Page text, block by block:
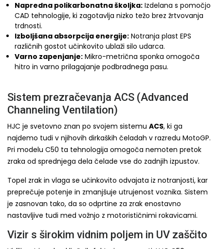
Napredna polikarbonatna školjka: Izdelana s pomočjo
CAD tehnologije, ki zagotavlja nizko težo brez žrtvovanja
trdnosti.
Izboljšana absorpcija energije: Notranja plast EPS
različnih gostot učinkovito ublaži silo udarca.
Varno zapenjanje: Mikro-metrična sponka omogoča
hitro in varno prilagajanje podbradnega pasu.
Sistem prezračevanja ACS (Advanced
Channeling Ventilation)
HJC je svetovno znan po svojem sistemu ACS, ki ga
najdemo tudi v njihovih dirkaških čeladah v razredu MotoGP.
Pri modelu C50 ta tehnologija omogoča nemoten pretok
zraka od sprednjega dela čelade vse do zadnjih izpustov.
Topel zrak in vlaga se učinkovito odvajata iz notranjosti, kar
preprečuje potenje in zmanjšuje utrujenost voznika. Sistem
je zasnovan tako, da so odprtine za zrak enostavno
nastavljive tudi med vožnjo z motorističnimi rokavicami.
Vizir s širokim vidnim poljem in UV zaščito